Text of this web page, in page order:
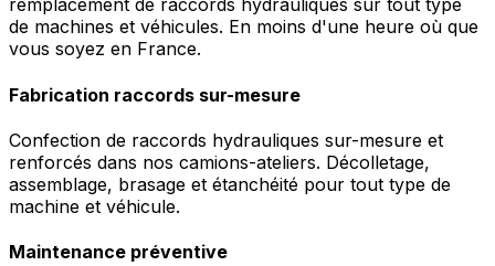
remplacement de raccords hydrauliques sur tout type
de machines et véhicules. En moins d'une heure où que
vous soyez en France.
Fabrication raccords sur-mesure
Confection de raccords hydrauliques sur-mesure et
renforcés dans nos camions-ateliers. Décolletage,
assemblage, brasage et étanchéité pour tout type de
machine et véhicule.
Maintenance préventive